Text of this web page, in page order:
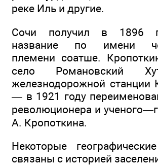
реке Иль и другие.
Сочи получил в 1896
название по имени
племени соатше.
село Романовский
железнодорожной станции
— в 1921 году
революционера и
А. Кропоткина.
Некоторые
связаны с историей